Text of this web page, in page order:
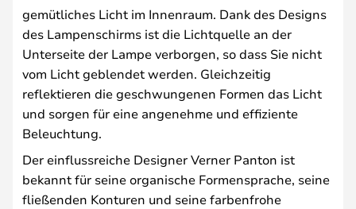
gemütliches Licht im Innenraum. Dank des Designs
des Lampenschirms ist die Lichtquelle an der
Unterseite der Lampe verborgen, so dass Sie nicht
vom Licht geblendet werden. Gleichzeitig
reflektieren die geschwungenen Formen das Licht
und sorgen für eine angenehme und effiziente
Beleuchtung.
Der einflussreiche Designer Verner Panton ist
bekannt für seine organische Formensprache, seine
fließenden Konturen und seine farbenfrohe